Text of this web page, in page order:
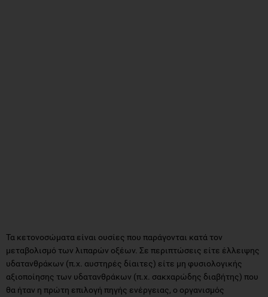
Τα κετονοσώματα είναι ουσίες που παράγονται κατά τον
μεταβολισμό των λιπαρών οξέων. Σε περιπτώσεις είτε έλλειψης
υδατανθράκων (π.χ. αυστηρές δίαιτες) είτε μη φυσιολογικής
αξιοποίησης των υδατανθράκων (π.χ. σακχαρώδης διαβήτης) που
θα ήταν η πρώτη επιλογή πηγής ενέργειας, ο οργανισμός